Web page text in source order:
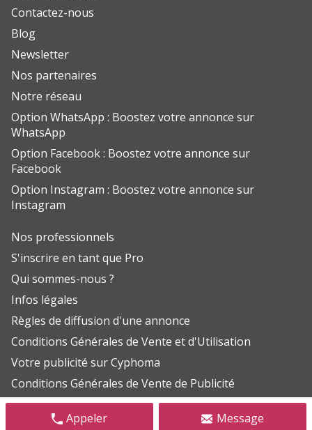
Appeler Message
Contactez-nous
Blog
Newsletter
Nos partenaires
Notre réseau
Option WhatsApp : Boostez votre annonce sur
WhatsApp
Option Facebook : Boostez votre annonce sur
Facebook
Option Instagram : Boostez votre annonce sur
Instagram
Nos professionnels
S'inscrire en tant que Pro
Qui sommes-nous ?
Infos légales
Règles de diffusion d'une annonce
Conditions Générales de Vente et d'Utilisation
Votre publicité sur Cyphoma
Conditions Générales de Vente de Publicité
Aide FAQ